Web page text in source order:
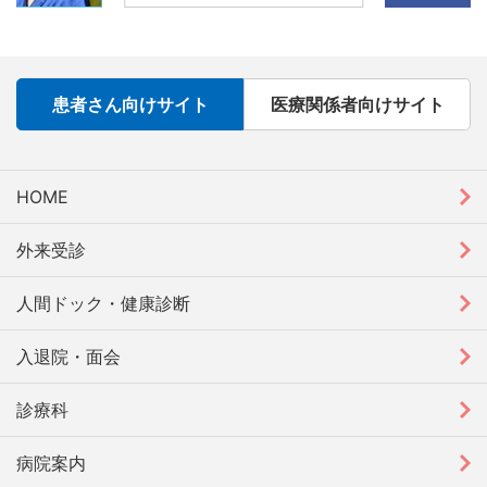
患者さん向けサイト 医療関係者向けサイト
HOME
外来受診
人間ドック・健康診断
入退院・面会
診療科
病院案内